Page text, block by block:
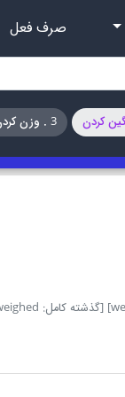
صرف فعل
3 . وزن کردن
[گذشته کامل: weighed]